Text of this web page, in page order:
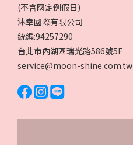
(不含國定例假日)
沐幸國際有限公司
統編:94257290
台北市內湖區瑞光路586號5F
service@moon-shine.com.tw